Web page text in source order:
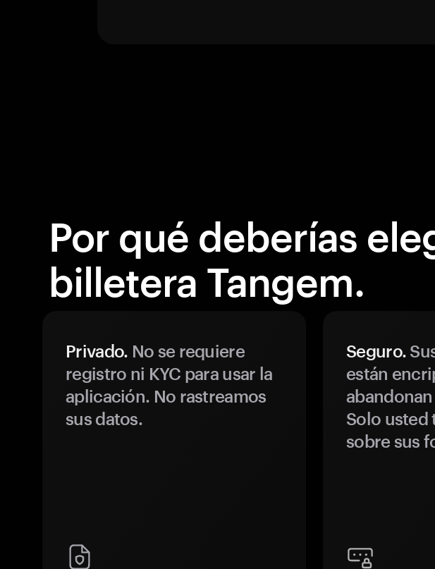
Por qué deberías
billetera Tangem.
Privado. No se requiere
registro ni KYC para usar la
aplicación. No rastreamos
sus datos.
Seguro.
están
Solo
sobre sus